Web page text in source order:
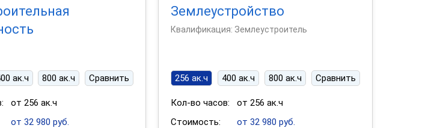
ак.ч 800 ак.ч Сравнить
от 256 ак.ч
от 32 980 руб.
Землеустройство
Квалификация: Землеустроитель
256 ак.ч 400 ак.ч 800 ак.ч Сравнить
Кол-во часов:
от 256 ак.ч
Стоимость:
от 32 980 руб.